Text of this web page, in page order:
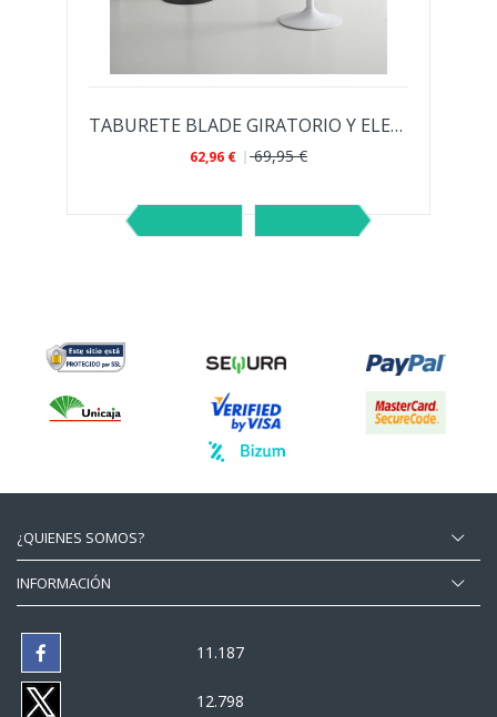
TABURETE BLADE GIRATORIO Y ELEVABLE
62,96 € 69,95 €
¿QUIENES SOMOS?
INFORMACIÓN
11.187
12.798